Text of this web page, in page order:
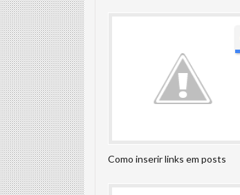
Como inserir links em posts